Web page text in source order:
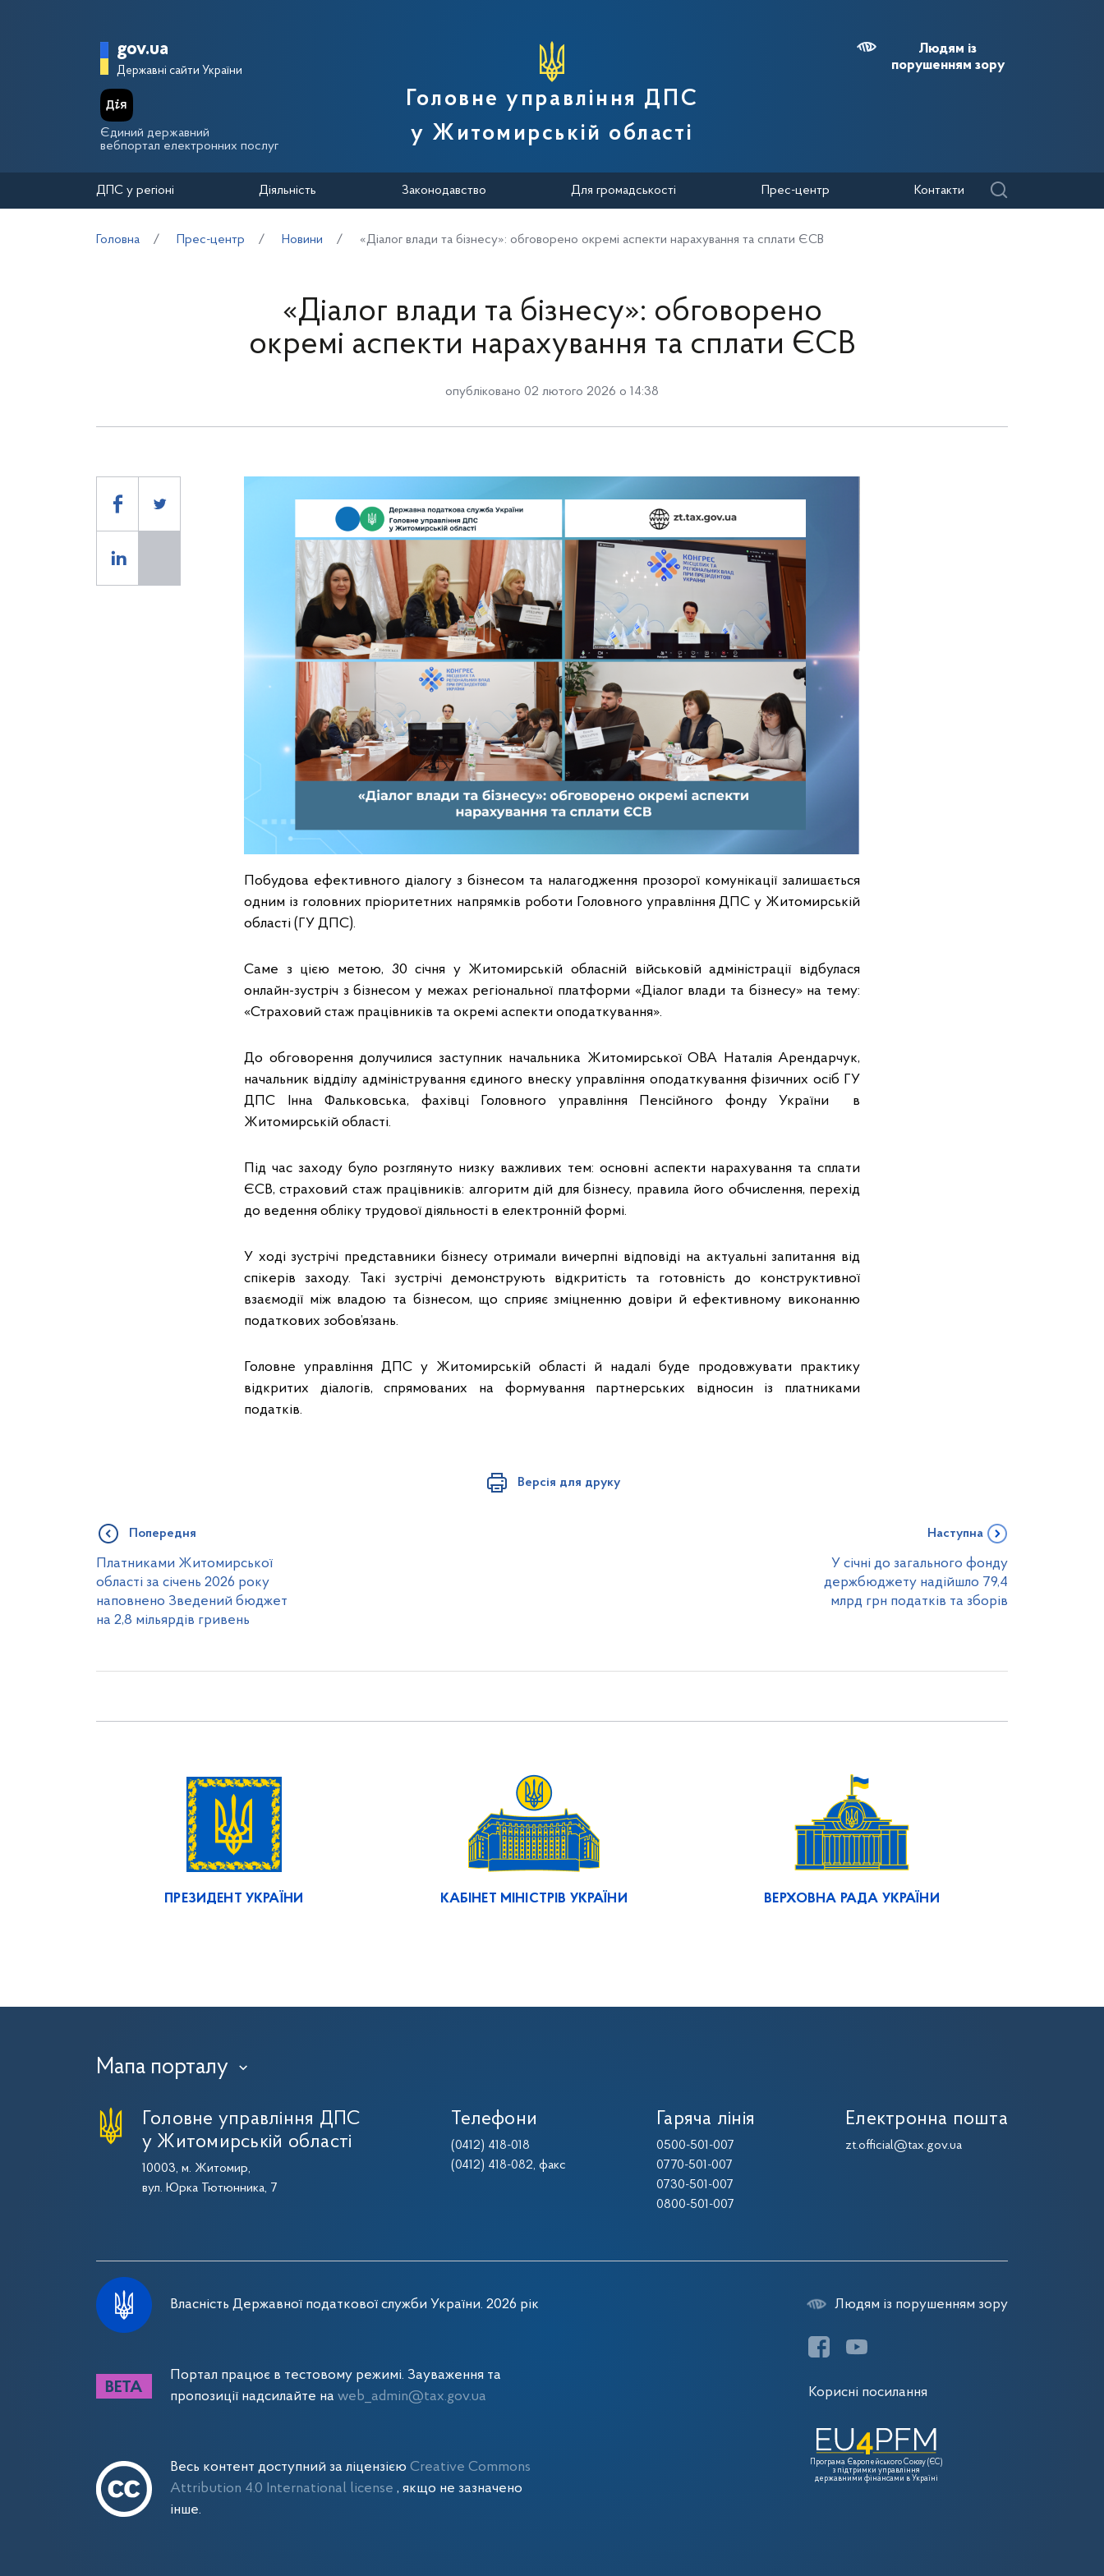
Головна сторінка Державної податкової служби України
gov.ua
Державні сайти України
Єдиний державний
вебпортал електронних послуг
Головне управління ДПС
у Житомирській області
Людям із
порушенням зору
ДПС у регіоні Діяльність Законодавство Для громадськості Прес-центр Контакти
Головна Прес-центр Новини «Діалог влади та бізнесу»: обговорено окремі аспекти нарахування та сплати ЄСВ
«Діалог влади та бізнесу»: обговорено
окремі аспекти нарахування та сплати ЄСВ
опубліковано 02 лютого 2026 о 14:38
Побудова ефективного діалогу з бізнесом та налагодження прозорої комунікації залишається
одним із головних пріоритетних напрямків роботи Головного управління ДПС у Житомирській
області (ГУ ДПС).
Саме з цією метою, 30 січня у Житомирській обласній військовій адміністрації відбулася
онлайн-зустріч з бізнесом у межах регіональної платформи «Діалог влади та бізнесу» на тему:
«Страховий стаж працівників та окремі аспекти оподаткування».
До обговорення долучилися заступник начальника Житомирської ОВА Наталія Арендарчук,
начальник відділу адміністрування єдиного внеску управління оподаткування фізичних осіб ГУ
ДПС Інна Фальковська, фахівці Головного управління Пенсійного фонду України в
Житомирській області.
Під час заходу було розглянуто низку важливих тем: основні аспекти нарахування та сплати
ЄСВ, страховий стаж працівників: алгоритм дій для бізнесу, правила його обчислення, перехід
до ведення обліку трудової діяльності в електронній формі.
У ході зустрічі представники бізнесу отримали вичерпні відповіді на актуальні запитання від
спікерів заходу. Такі зустрічі демонструють відкритість та готовність до конструктивної
взаємодії між владою та бізнесом, що сприяє зміцненню довіри й ефективному виконанню
податкових зобов’язань.
Головне управління ДПС у Житомирській області й надалі буде продовжувати практику
відкритих діалогів, спрямованих на формування партнерських відносин із платниками
податків.
Версія для друку
Попередня
Платниками Житомирської
області за січень 2026 року
наповнено Зведений бюджет
на 2,8 мільярдів гривень
Наступна
У січні до загального фонду
держбюджету надійшло 79,4
млрд грн податків та зборів
ПРЕЗИДЕНТ УКРАЇНИ КАБІНЕТ МІНІСТРІВ УКРАЇНИ ВЕРХОВНА РАДА УКРАЇНИ
Мапа порталу ›
Головне управління ДПС
у Житомирській області
10003, м. Житомир,
вул. Юрка Тютюнника, 7
Телефони
(0412) 418-018
(0412) 418-082, факс
Гаряча лінія
0500-501-007
0770-501-007
0730-501-007
0800-501-007
Електронна пошта
zt.official@tax.gov.ua
Власність Державної податкової служби України. 2026 рік
Портал працює в тестовому режимі. Зауваження та
пропозиції надсилайте на web_admin@tax.gov.ua
Весь контент доступний за ліцензією Creative Commons
Attribution 4.0 International license , якщо не зазначено
інше.
Людям із порушенням зору
Корисні посилання
Програма Європейського Союзу (ЄС)
з підтримки управління
державними фінансами в Україні